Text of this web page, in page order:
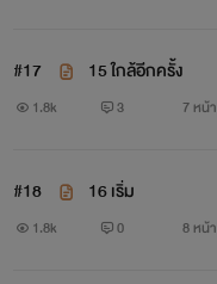
#17 15 ใกล้อีกครั้ง
1.8k 3 7 หน้า
#18 16 เริ่ม
1.8k 0 8 หน้า